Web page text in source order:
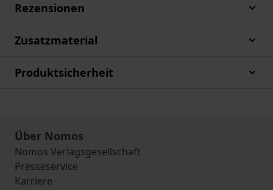
Rezensionen
Zusatzmaterial
Produktsicherheit
Über Nomos
Nomos Verlagsgesellschaft
Presseservice
Karriere